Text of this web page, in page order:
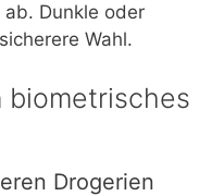
Dunkle oder
Wahl.
biometrisches
Drogerien